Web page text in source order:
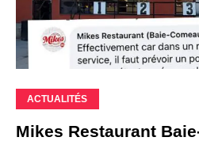
ACTUALITÉS
Mikes Restaurant